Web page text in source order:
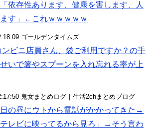
依存性あります、健康を害します、人
す」←これｗｗｗｗｗ
ゴールデンタイムズ
ンビニ店員さん、袋ご利用ですか？の手
いで箸やスプーンを入れ忘れる率が上
鬼女まとめログ｜生活2chまとめブログ
日の昼にウトから電話がかかってきた→
レビに映ってるから見ろ」→そう言わ